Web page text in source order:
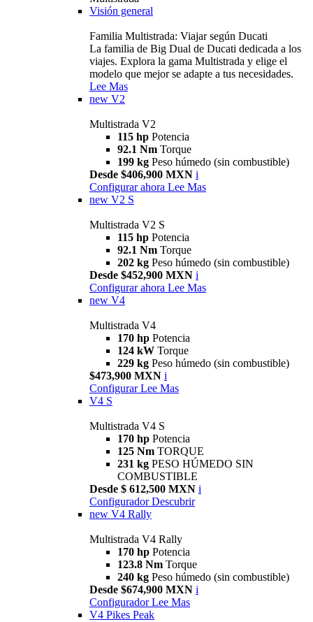
Visión general
Familia Multistrada: Viajar según Ducati
La familia de Big Dual de Ducati dedicada a los
viajes. Explora la gama Multistrada y elige el
modelo que mejor se adapte a tus necesidades.
Lee Mas
new V2
Multistrada V2
115 hp Potencia
92.1 Nm Torque
199 kg Peso húmedo (sin combustible)
Desde $406,900 MXN i
Configurar ahora Lee Mas
new V2 S
Multistrada V2 S
115 hp Potencia
92.1 Nm Torque
202 kg Peso húmedo (sin combustible)
Desde $452,900 MXN i
Configurar ahora Lee Mas
new V4
Multistrada V4
170 hp Potencia
124 kW Torque
229 kg Peso húmedo (sin combustible)
$473,900 MXN i
Configurar Lee Mas
V4 S
Multistrada V4 S
170 hp Potencia
125 Nm TORQUE
231 kg PESO HÚMEDO SIN
COMBUSTIBLE
Desde $ 612,500 MXN i
Configurador Descubrir
new V4 Rally
Multistrada V4 Rally
170 hp Potencia
123.8 Nm Torque
240 kg Peso húmedo (sin combustible)
Desde $674,900 MXN i
Configurador Lee Mas
V4 Pikes Peak